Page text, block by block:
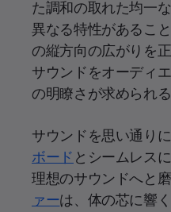
た調和の取れた均一
異なる特性があるこ
の縦方向の広がりを
サウンドをオーディ
の明瞭さが求められ
サウンドを思い通り
ボード とシームレス
理想のサウンドへと
ァーは、体の芯に響